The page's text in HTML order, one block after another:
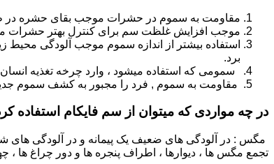
مقاومت به سموم در حشرات موجب بقای حشره در
موجب افزایش غلظت سم برای کنترل بهتر حشرات
استفاده بیشتر از اندازه سموم موجب آلودگی
برد.
سمومی که استفاده میشود ، وارد چرخه تغذیه
مقاومت به سموم , فرد را مجبور به کشف سموم
در چه مواردی که میتوان از سم فایکام استفاده
تجمع مگس ها ، دیوارها ، اطراف پنجره ها و دور چراغ ها